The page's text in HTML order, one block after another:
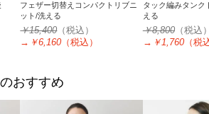
フェザー切替えコンパクトリブニ
ット/洗える
￥15,400（税込）
→ ￥6,160 （税込）
タック編みタンク
える
￥8,800（税込
→ ￥1,760（税
おすすめ